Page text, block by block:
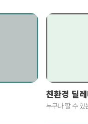
친환경 딜
누구나 할 수 있